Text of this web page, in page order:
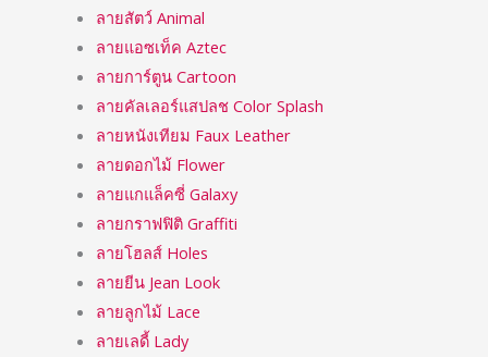
ลายสัตว์ Animal
ลายแอซเท็ค Aztec
ลายการ์ตูน Cartoon
ลายคัลเลอร์แสปลช Color Splash
ลายหนังเทียม Faux Leather
ลายดอกไม้ Flower
ลายแกแล็คซี่ Galaxy
ลายกราฟฟิติ Graffiti
ลายโฮลส์ Holes
ลายยีน Jean Look
ลายลูกไม้ Lace
ลายเลดี้ Lady